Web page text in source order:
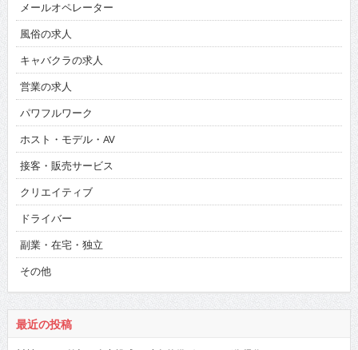
メールオペレーター
風俗の求人
キャバクラの求人
営業の求人
パワフルワーク
ホスト・モデル・AV
接客・販売サービス
クリエイティブ
ドライバー
副業・在宅・独立
その他
最近の投稿